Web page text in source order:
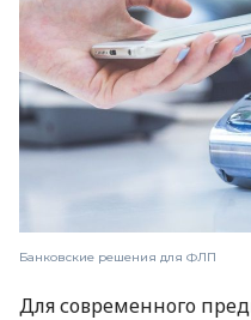
Банковские решения для ФЛП
Для современного